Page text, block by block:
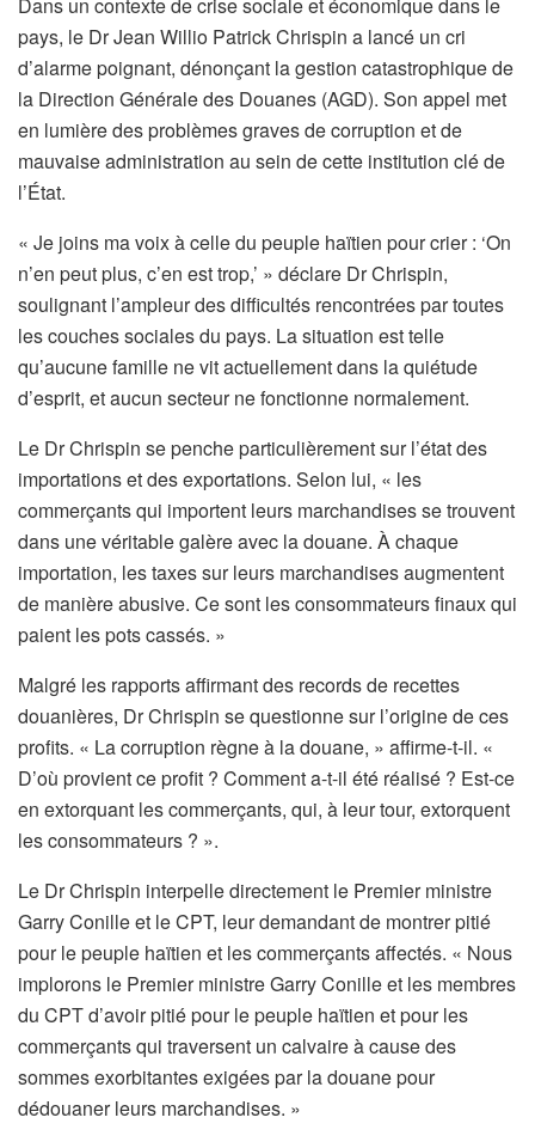
pays, le Dr Jean Willio Patrick Chrispin a lancé un cri
d’alarme poignant, dénonçant la gestion catastrophique de
la Direction Générale des Douanes (AGD). Son appel met
en lumière des problèmes graves de corruption et de
mauvaise administration au sein de cette institution clé de
l’État.
« Je joins ma voix à celle du peuple haïtien pour crier : ‘On
n’en peut plus, c’en est trop,’ » déclare Dr Chrispin,
soulignant l’ampleur des difficultés rencontrées par toutes
les couches sociales du pays. La situation est telle
qu’aucune famille ne vit actuellement dans la quiétude
d’esprit, et aucun secteur ne fonctionne normalement.
Le Dr Chrispin se penche particulièrement sur l’état des
importations et des exportations. Selon lui, « les
commerçants qui importent leurs marchandises se trouvent
dans une véritable galère avec la douane. À chaque
importation, les taxes sur leurs marchandises augmentent
de manière abusive. Ce sont les consommateurs finaux qui
paient les pots cassés. »
Malgré les rapports affirmant des records de recettes
douanières, Dr Chrispin se questionne sur l’origine de ces
profits. « La corruption règne à la douane, » affirme-t-il. «
D’où provient ce profit ? Comment a-t-il été réalisé ? Est-ce
en extorquant les commerçants, qui, à leur tour, extorquent
les consommateurs ? ».
Le Dr Chrispin interpelle directement le Premier ministre
Garry Conille et le CPT, leur demandant de montrer pitié
pour le peuple haïtien et les commerçants affectés. « Nous
implorons le Premier ministre Garry Conille et les membres
du CPT d’avoir pitié pour le peuple haïtien et pour les
commerçants qui traversent un calvaire à cause des
sommes exorbitantes exigées par la douane pour
dédouaner leurs marchandises. »